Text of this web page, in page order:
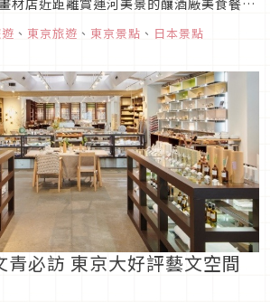
材店近距離賞運河美景的釀酒廠美食餐館
、 東京旅遊 、 東京景點 、 日本景點
青必訪 東京大好評藝文空間